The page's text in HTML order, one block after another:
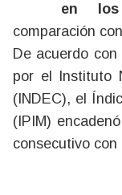
en los
comparación
De acuerdo
por el Instituto
(INDEC), el
(IPIM)
consecutivo